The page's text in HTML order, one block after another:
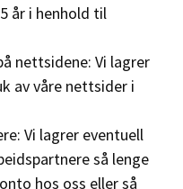
år i henhold til
nettsidene: Vi lagrer
av våre nettsider i
Vi lagrer eventuell
så lenge
hos oss eller så